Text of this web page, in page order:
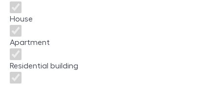
House
Apartment
Residential building